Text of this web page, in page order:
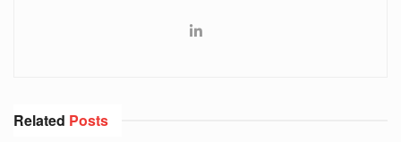
Related Posts